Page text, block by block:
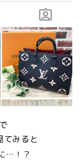
てみると
…！？